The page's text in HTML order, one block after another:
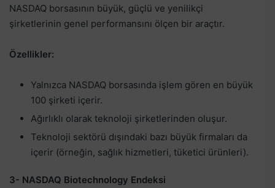
NASDAQ borsasının büyük, güçlü ve yenilikçi
şirketlerinin genel performansını ölçen bir araçtır.
Özellikler:
Yalnızca NASDAQ borsasında işlem gören en büyük
100 şirketi içerir.
Ağırlıklı olarak teknoloji şirketlerinden oluşur.
Teknoloji sektörü dışındaki bazı büyük firmaları da
içerir (örneğin, sağlık hizmetleri, tüketici ürünleri).
3- NASDAQ Biotechnology Endeksi